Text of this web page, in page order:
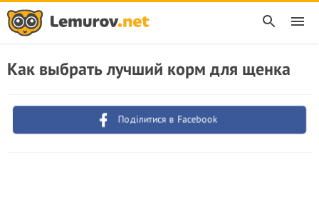
Как выбрать лучший корм для щенка
Поділитися в Facebook